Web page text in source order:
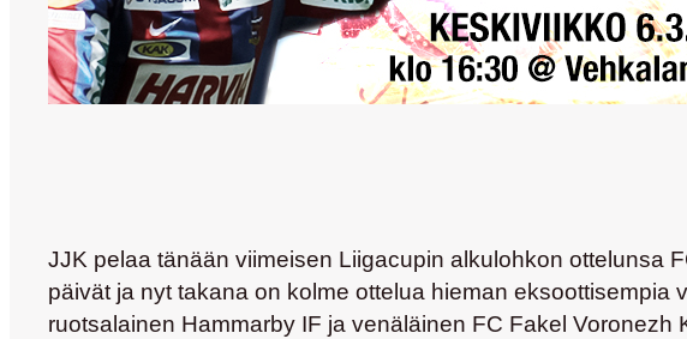
JJK pelaa tänään viimeisen Liigacupin alkulohkon ottelunsa
päivät ja nyt takana on kolme ottelua hieman
ruotsalainen Hammarby IF ja venäläinen FC Fakel Voronezh